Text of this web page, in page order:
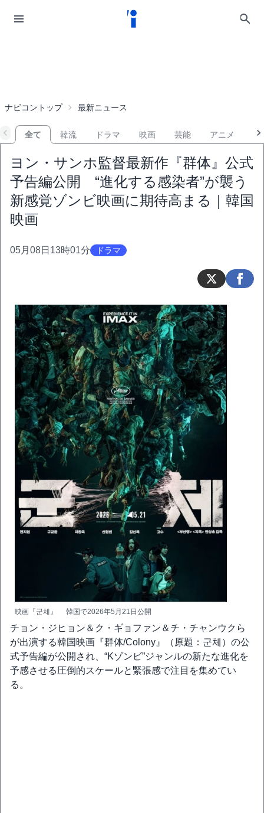
ナビコントップ 最新ニュース
全て 韓流 ドラマ 映画 芸能 アニメ
ヨン・サンホ監督最新作『群体』公式
予告編公開 “進化する感染者”が襲う
新感覚ゾンビ映画に期待高まる｜韓国
映画
05月08日13時01分 ドラマ
映画『군체』 韓国で2026年5月21日公開
チョン・ジヒョン＆ク・ギョファン＆チ・チャンウクら
が出演する韓国映画『群体/Colony』（原題：군체）の公
式予告編が公開され、“Kゾンビ”ジャンルの新たな進化を
予感させる圧倒的スケールと緊張感で注目を集めてい
る。